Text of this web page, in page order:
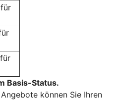
Basis-Status.
können Sie Ihren